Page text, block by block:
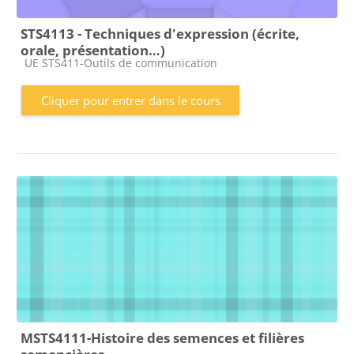
STS4113 - Techniques d'expression (écrite,
orale, présentation…)
Catégorie de cours
UE STS411-Outils de communication
Cliquer pour entrer dans le cours
MSTS4111-Histoire des semences et filières